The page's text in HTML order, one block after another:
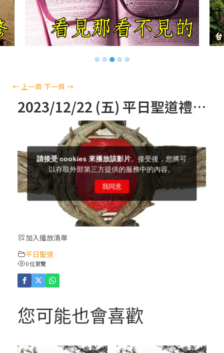
【信仰之旅】第十四集：「天主十誡(下)」
—金毓瑋 神父
【信仰之旅】第十三集：「天主十誡(上)」
—金毓瑋 神父
【信仰之旅】第十二集：「聖母、聖人」—
【信仰之旅】第十一集：「教 會」(推廣片)
【信仰之旅】第十一集：「教 會」—林必能
神父
【信仰之旅】第十集：「逾越奧蹟」— 錢玲
珠老師
(5)黃敏正主教帶你做「四旬期避靜」—【逾
人相遇
●●●●●
← 上一頁 下一頁→
2023/12/22 (五) 平日聖道禮儀
加入播放清單
平日聖道
0 位瀏覽
您可能也會喜歡